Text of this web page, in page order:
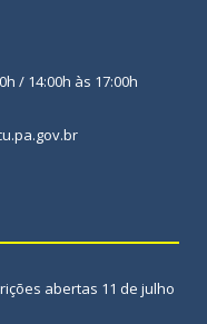
/ 14:00h às 17:00h
abertas 11 de julho